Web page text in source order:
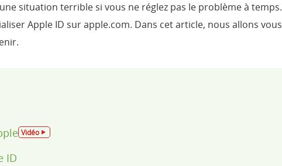
situation terrible si vous ne réglez pas le problème à temps.
Apple ID sur apple.com. Dans cet article, nous allons vous
Vidéo
ID